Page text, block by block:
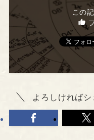
この
よろしければシ